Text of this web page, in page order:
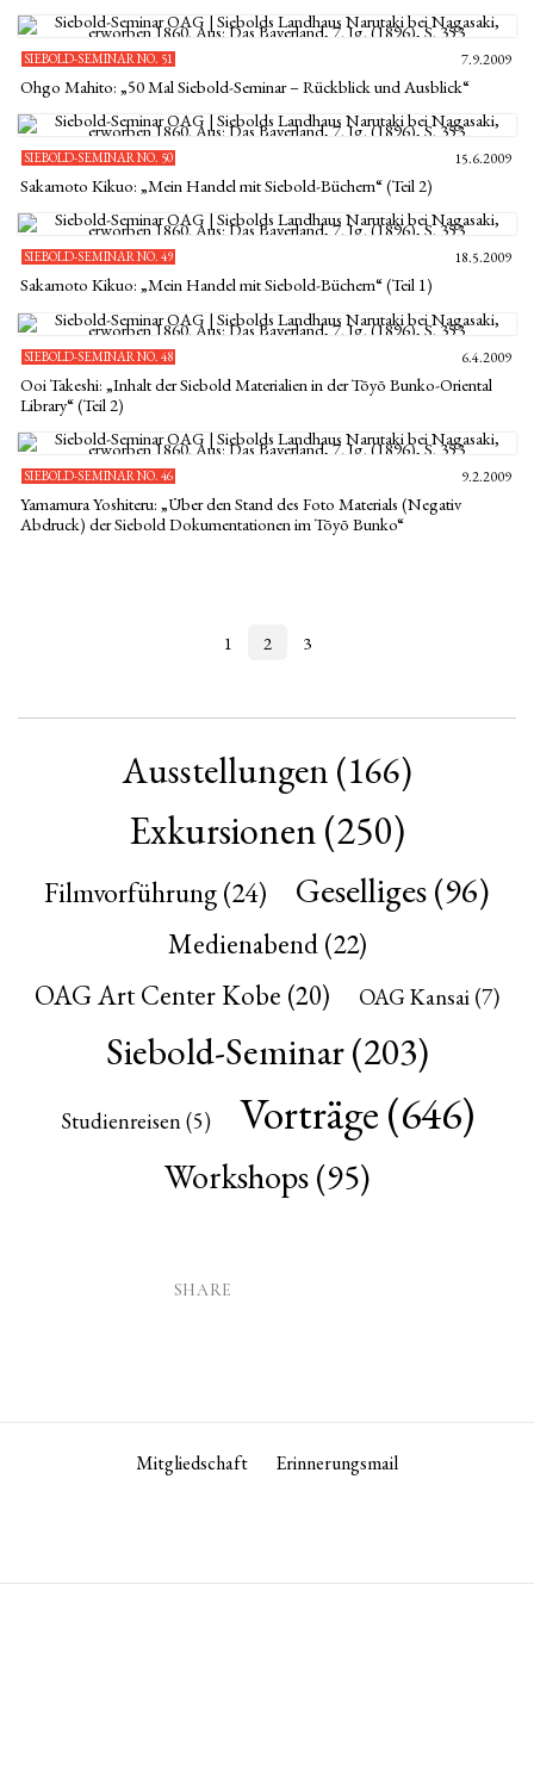
SIEBOLD-SEMINAR NO. 51 7.9.2009
Ohgo Mahito: „50 Mal Siebold-Seminar – Rückblick und Ausblick“
SIEBOLD-SEMINAR NO. 50 15.6.2009
Sakamoto Kikuo: „Mein Handel mit Siebold-Büchern“ (Teil 2)
SIEBOLD-SEMINAR NO. 49 18.5.2009
Sakamoto Kikuo: „Mein Handel mit Siebold-Büchern“ (Teil 1)
SIEBOLD-SEMINAR NO. 48 6.4.2009
Ooi Takeshi: „Inhalt der Siebold Materialien in der Tōyō Bunko-Oriental
Library“ (Teil 2)
SIEBOLD-SEMINAR NO. 46 9.2.2009
Yamamura Yoshiteru: „Über den Stand des Foto Materials (Negativ
Abdruck) der Siebold Dokumentationen im Tōyō Bunko“
1 2 3
Ausstellungen (166)
Exkursionen(250)
Filmvorführung(24) Geselliges(96)
Medienabend(22)
OAG Art Center Kobe (20) OAG Kansai (7)
Siebold-Seminar(203)
Studienreisen(5) Vorträge(646)
Workshops(95)
SHARE
Mitgliedschaft Erinnerungsmail